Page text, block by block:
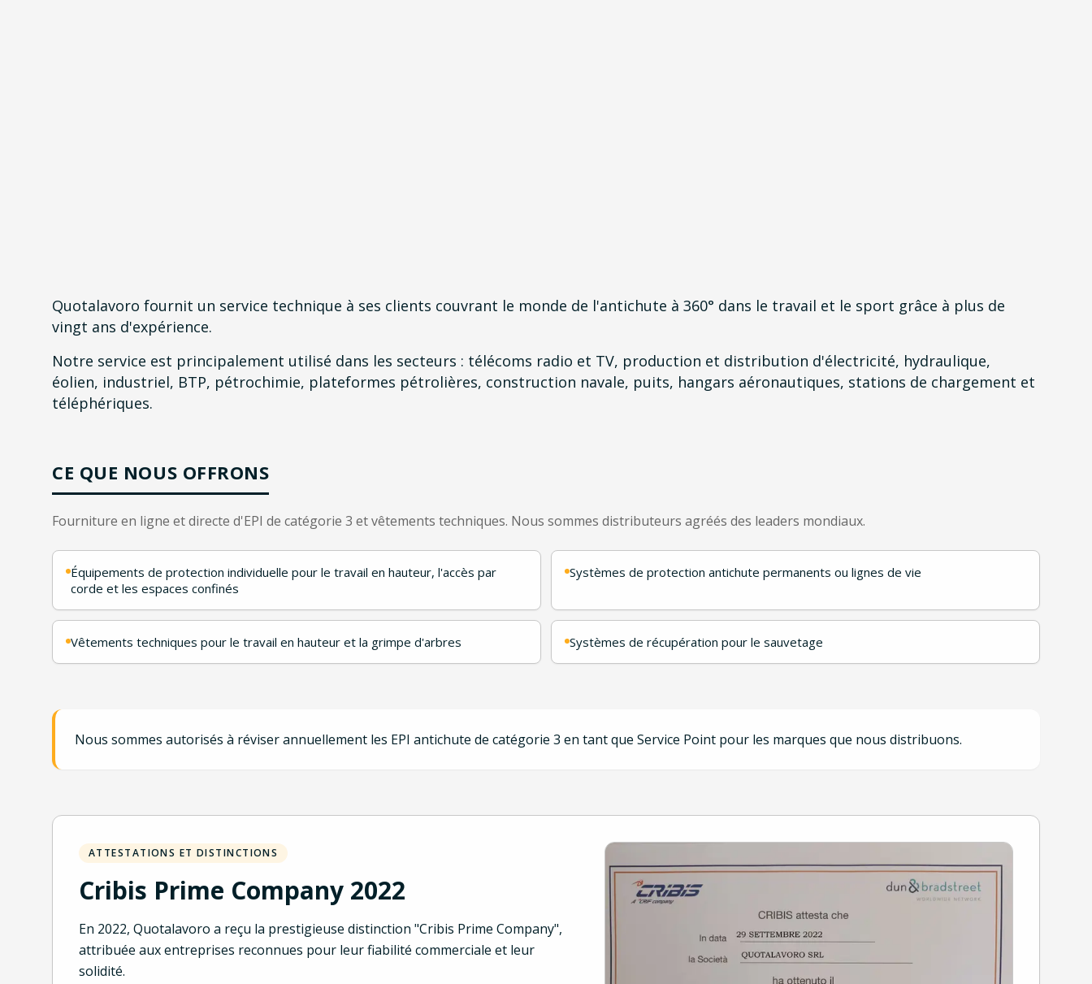
Quotalavoro fournit un service technique à ses clients couvrant le monde de l'antichute à 360° dans le travail et le sport grâce à plus de
vingt ans d'expérience.
Notre service est principalement utilisé dans les secteurs : télécoms radio et TV, production et distribution d'électricité, hydraulique,
éolien, industriel, BTP, pétrochimie, plateformes pétrolières, construction navale, puits, hangars aéronautiques, stations de chargement et
téléphériques.
CE QUE NOUS OFFRONS
Fourniture en ligne et directe d'EPI de catégorie 3 et vêtements techniques. Nous sommes distributeurs agréés des leaders mondiaux.
Équipements de protection individuelle pour le travail en hauteur, l'accès par
corde et les espaces confinés
Systèmes de protection antichute permanents ou lignes de vie
Vêtements techniques pour le travail en hauteur et la grimpe d'arbres Systèmes de récupération pour le sauvetage
Nous sommes autorisés à réviser annuellement les EPI antichute de catégorie 3 en tant que Service Point pour les marques que nous distribuons.
ATTESTATIONS ET DISTINCTIONS
Cribis Prime Company 2022
En 2022, Quotalavoro a reçu la prestigieuse distinction "Cribis Prime Company",
attribuée aux entreprises reconnues pour leur fiabilité commerciale et leur
solidité.